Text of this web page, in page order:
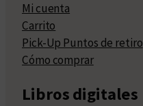
Mi cuenta
Carrito
Pick-Up Puntos de retiro
Cómo comprar
Libros digitales